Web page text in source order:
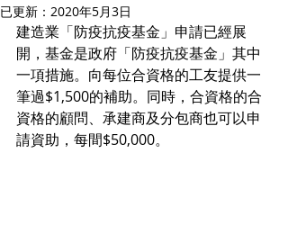
已更新： 2020年5月3日
建造業「防疫抗疫基金」申請已經展
開，基金是政府「防疫抗疫基金」其中
一項措施。向每位合資格的工友提供一
筆過$1,500的補助。同時，合資格的合
資格的顧問、承建商及分包商也可以申
請資助，每間$50,000。